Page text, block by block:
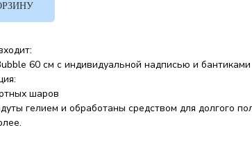
60 см с индивидуальной надписью и бантиками
шаров
гелием и обработаны средством для долгого